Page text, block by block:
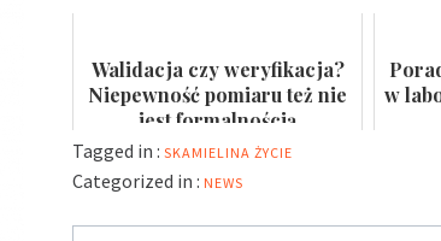
Walidacja czy weryfikacja?
Niepewność pomiaru też nie
jest formalnością
w
Tagged in : SKAMIELINA ŻYCIE
Categorized in : NEWS